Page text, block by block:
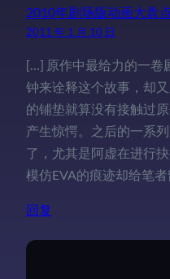
2010年剧场版动画大盘
2011 年 1 月 10 日
[…] 原作中最给力的一卷
钟来诠释这个故事，却
的铺垫就算没有接触过
产生惊愕。之后的一系
了，尤其是阿虚在进行
模仿EVA的痕迹却给笔
回复